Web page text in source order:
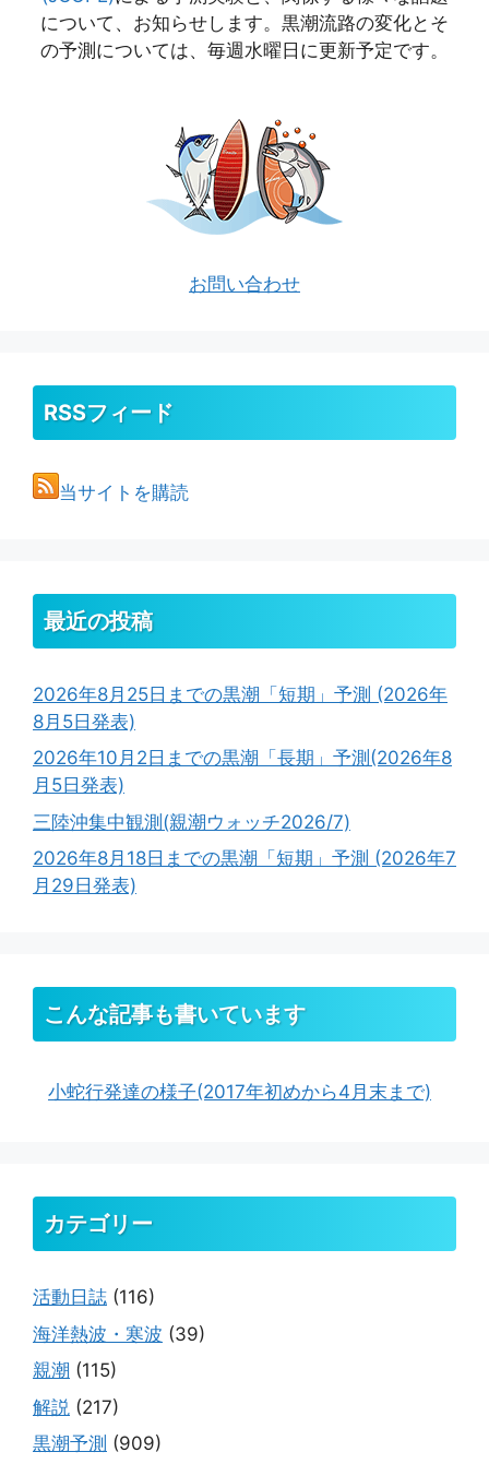
について、お知らせします。黒潮流路の変化とそ
の予測については、毎週水曜日に更新予定です。
お問い合わせ
RSSフィード
当サイトを購読
最近の投稿
2026年8月25日までの黒潮「短期」予測 (2026年
8月5日発表)
2026年10月2日までの黒潮「長期」予測(2026年8
月5日発表)
三陸沖集中観測(親潮ウォッチ2026/7)
2026年8月18日までの黒潮「短期」予測 (2026年7
月29日発表)
こんな記事も書いています
小蛇行発達の様子(2017年初めから4月末まで)
カテゴリー
活動日誌 (116)
海洋熱波・寒波 (39)
親潮 (115)
解説 (217)
黒潮予測 (909)